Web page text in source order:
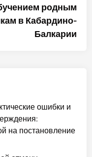
родным
в Кабардино-
Балкарии
ошибки и
на постановление